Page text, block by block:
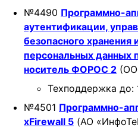
№4490 Программно-
аутентификации,
безопасного
персональных данных
носитель ФОРОС 2
Техподдержка до:
№4501 Программно-
xFirewall 5 (АО